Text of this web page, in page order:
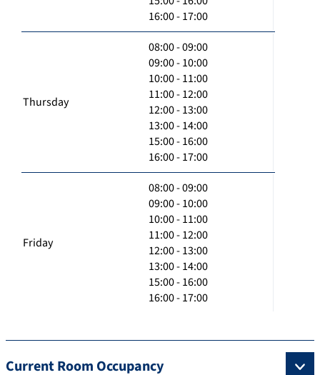
16:00 - 17:00
Thursday
08:00 - 09:00
09:00 - 10:00
10:00 - 11:00
11:00 - 12:00
12:00 - 13:00
13:00 - 14:00
15:00 - 16:00
16:00 - 17:00
Friday
08:00 - 09:00
09:00 - 10:00
10:00 - 11:00
11:00 - 12:00
12:00 - 13:00
13:00 - 14:00
15:00 - 16:00
16:00 - 17:00
Current Room Occupancy